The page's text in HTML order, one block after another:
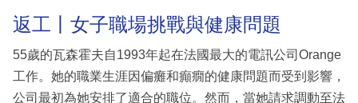
返工丨女子職場挑戰與健康問題
55歲的瓦森霍夫自1993年起在法國最大的電訊公司Orange
工作。她的職業生涯因偏癱和癲癇的健康問題而受到影響，
公司最初為她安排了適合的職位。然而，當她請求調動至法